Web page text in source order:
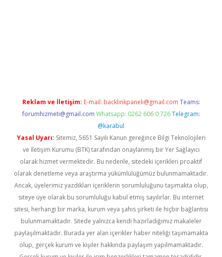
Reklam ve İletişim: E-mail: backlinkpaneli@gmail.com Teams:
forumhizmeti@gmail.com Whatsapp: 0262 606 0 726 Telegram:
@karabul
Yasal Uyarı: Sitemiz, 5651 Sayılı Kanun gereğince Bilgi Teknolojileri
ve İletişim Kurumu (BTK) tarafından onaylanmış bir Yer Sağlayıcı
olarak hizmet vermektedir. Bu nedenle, sitedeki içerikleri proaktif
olarak denetleme veya araştırma yükümlülüğümüz bulunmamaktadır.
Ancak, üyelerimiz yazdıkları içeriklerin sorumluluğunu taşımakta olup,
siteye üye olarak bu sorumluluğu kabul etmiş sayılırlar. Bu internet
sitesi, herhangi bir marka, kurum veya şahıs şirketi ile hiçbir bağlantısı
bulunmamaktadır. Sitede yalnızca kendi hazırladığımız makaleler
paylaşılmaktadır. Burada yer alan içerikler haber niteliği taşımamakta
olup, gerçek kurum ve kişiler hakkında paylaşım yapılmamaktadır.